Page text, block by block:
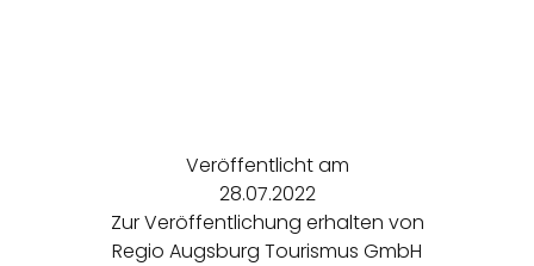
Veröffentlicht am
28.07.2022
Zur Veröffentlichung erhalten von
Regio Augsburg Tourismus GmbH